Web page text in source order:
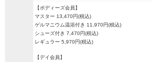
【ボディーズ会員】
マスター 13,470円(税込)
ゲルマニウム温浴付き 11,970円(税込)
シューズ付き 7,470円(税込)
レギュラー 5,970円(税込)
【デイ会員】